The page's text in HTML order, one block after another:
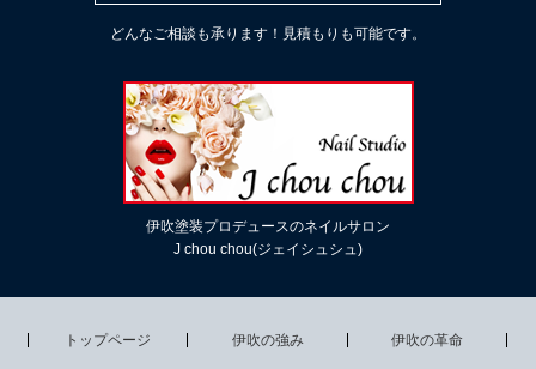
どんなご相談も承ります！見積もりも可能です。
伊吹塗装プロデュースのネイルサロン
J chou chou(ジェイシュシュ)
トップページ 伊吹の強み 伊吹の革命